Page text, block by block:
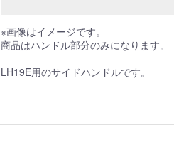
※画像はイメージです。
商品はハンドル部分のみになります。
LH19E用のサイドハンドルです。